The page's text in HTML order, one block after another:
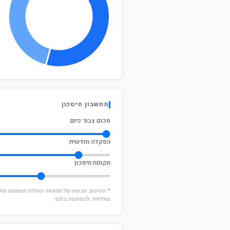
מחשבון חיסכון
סכום צבור כיום
הפקדה חודשית
תקופת חיסכון
עתידיות. להמחשה בלבד.